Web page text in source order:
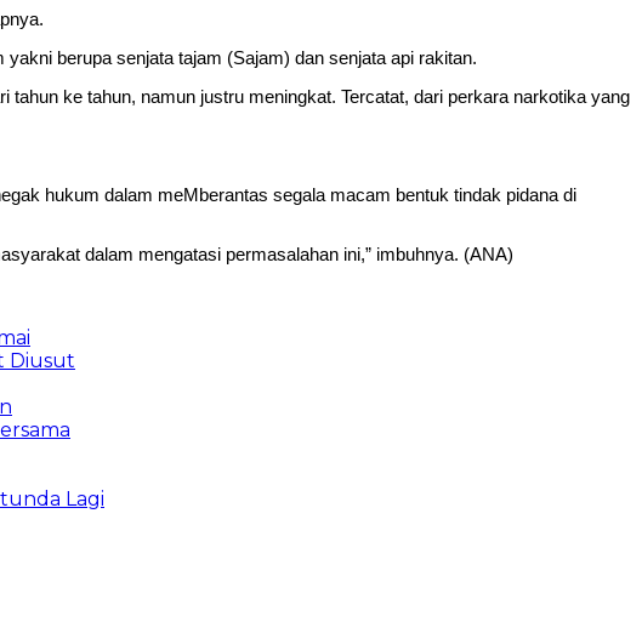
berupa senjata tajam (Sajam) dan senjata api rakitan.
ke tahun, namun justru meningkat. Tercatat, dari perkara narkotika yang
hukum dalam meMberantas segala macam bentuk tindak pidana di
dalam mengatasi permasalahan ini,” imbuhnya. (ANA)
Diusut
Lagi